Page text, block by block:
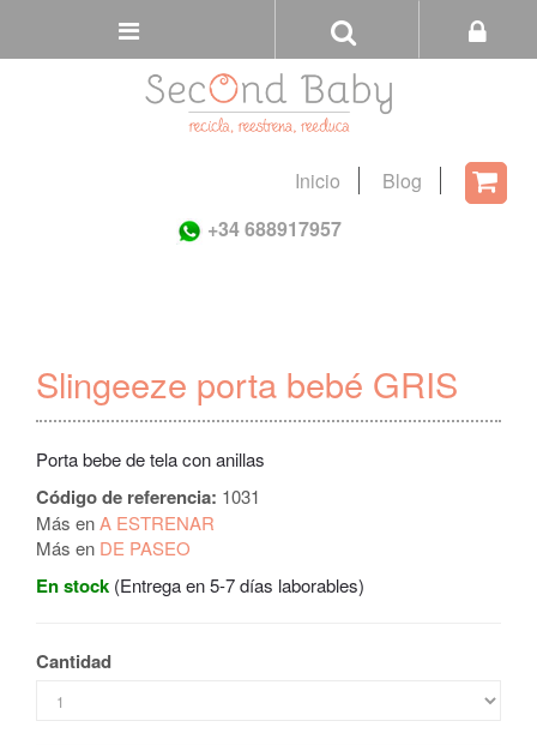
Tienda
Inicio
Blog
+34 688917957
Slingeeze porta bebé GRIS
Porta bebe de tela con anillas
Código de referencia: 1031
Más enA ESTRENAR
Más en DE PASEO
En stock (Entrega en 5-7 días laborables)
Cantidad